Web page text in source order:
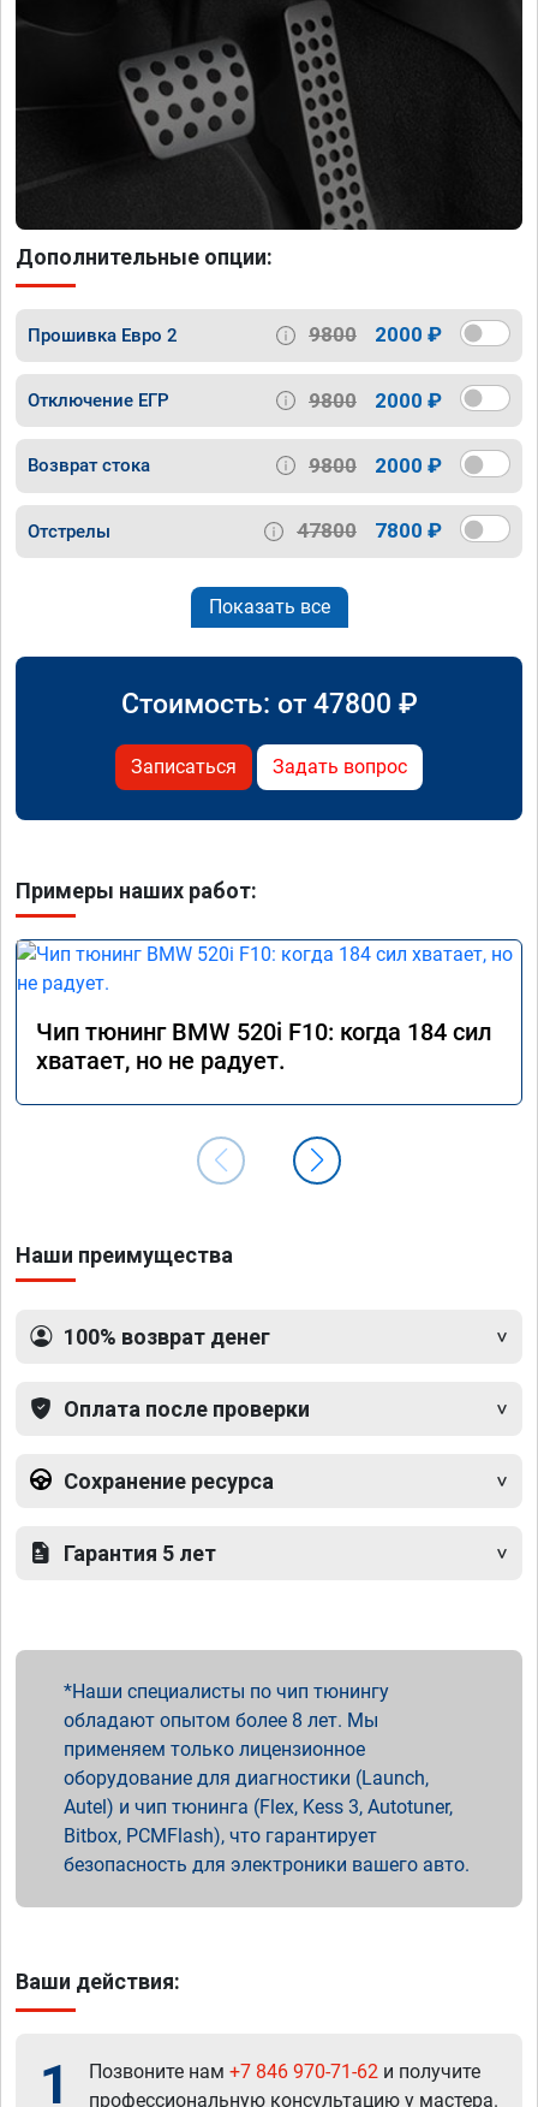
Дополнительные опции:
Прошивка Евро 2 9800 2000 ₽
Отключение ЕГР 9800 2000 ₽
Возврат стока 9800 2000 ₽
Отстрелы 47800 7800 ₽
Показать все
Стоимость: от 47800 ₽
Записаться Задать вопрос
Примеры наших работ:
Чип тюнинг BMW 520i F10: когда 184 сил
хватает, но не радует.
Наши преимущества
100% возврат денег
Оплата после проверки
Сохранение ресурса
Гарантия 5 лет
Наши специалисты по чип тюнингу
обладают опытом более 8 лет. Мы
применяем только лицензионное
оборудование для диагностики (Launch,
Autel) и чип тюнинга (Flex, Kess 3, Autotuner,
Bitbox, PCMFlash), что гарантирует
безопасность для электроники вашего авто.
Ваши действия:
1 Позвоните нам +7 846 970-71-62 и получите
профессиональную консультацию у мастера.